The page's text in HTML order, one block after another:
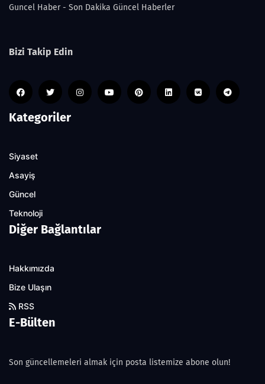
Guncel Haber - Son Dakika Güncel Haberler
Bizi Takip Edin
Kategoriler
Siyaset
Asayiş
Güncel
Teknoloji
Diğer Bağlantılar
Hakkımızda
Bize Ulaşın
RSS
E-Bülten
Son güncellemeleri almak için posta listemize abone olun!